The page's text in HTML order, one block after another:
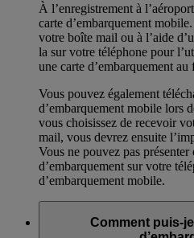
À l’enregistrement à
carte d’embarquement
votre boîte mail ou à l’aide
la sur votre téléphone pour
une carte d’embarquement au
Vous pouvez également
d’embarquement mobile lors
vous choisissez de recevoir
mail, vous devrez ensuite
Vous ne pouvez pas présenter
d’embarquement sur votre
d’embarquement mobile.
Comment puis-